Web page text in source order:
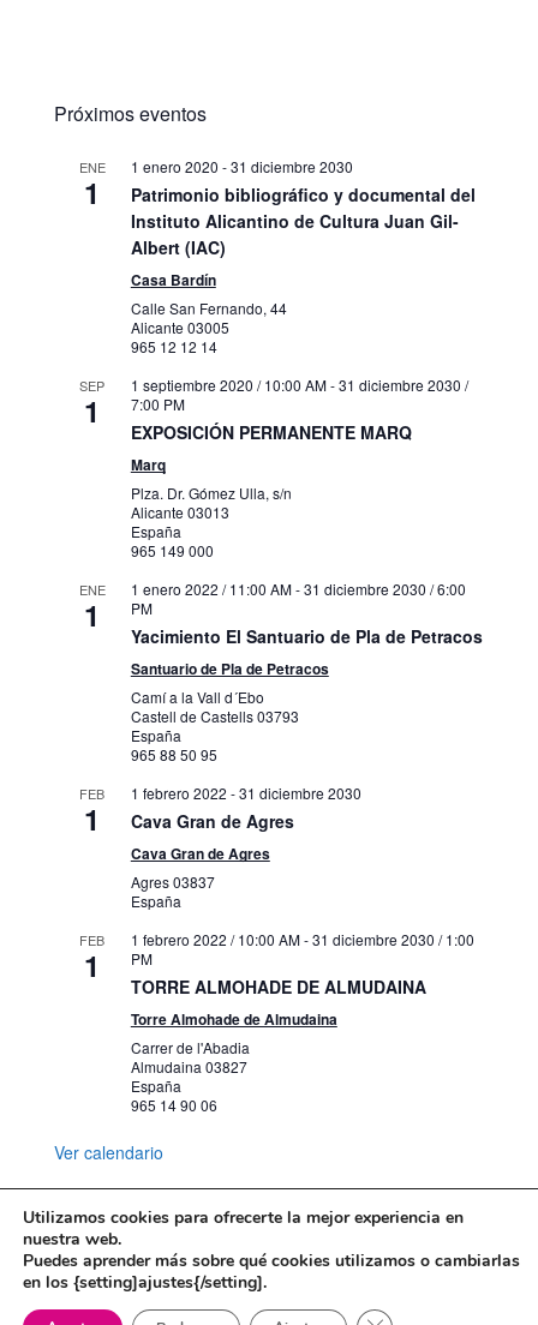
Próximos eventos
ENE
1
1 enero 2020 -31 diciembre 2030
Patrimonio bibliográfico y documental del
Instituto Alicantino de Cultura Juan Gil-
Albert (IAC)
Casa Bardín
Calle San Fernando, 44
Alicante 03005
965 12 12 14
SEP
1
1 septiembre 2020 / 10:00 AM-31 diciembre 2030 /
7:00 PM
EXPOSICIÓN PERMANENTE MARQ
Marq
Plza. Dr. Gómez Ulla, s/n
Alicante 03013
España
965 149 000
ENE
1
1 enero 2022 / 11:00 AM-31 diciembre 2030 / 6:00
PM
Yacimiento El Santuario de Pla de Petracos
Santuario de Pla de Petracos
Camí a la Vall d´Ebo
Castell de Castells03793
España
965 88 50 95
FEB
1
1 febrero 2022 -31 diciembre 2030
Cava Gran de Agres
Cava Gran de Agres
Agres03837
España
FEB
1
1 febrero 2022 / 10:00 AM-31 diciembre 2030 / 1:00
PM
TORRE ALMOHADE DE ALMUDAINA
Torre Almohade de Almudaina
Carrer de l'Abadia
Almudaina 03827
España
965 14 90 06
Ver calendario
Mapa web
Política de Privacidad
Politica de cookies
Utilizamos cookies para ofrecerte la mejor experiencia en
nuestra web.
Puedes aprender más sobre qué cookies utilizamos o cambiarlas
en los {setting]ajustes{/setting].